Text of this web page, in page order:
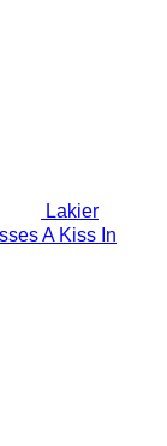
Lakier
A Kiss In